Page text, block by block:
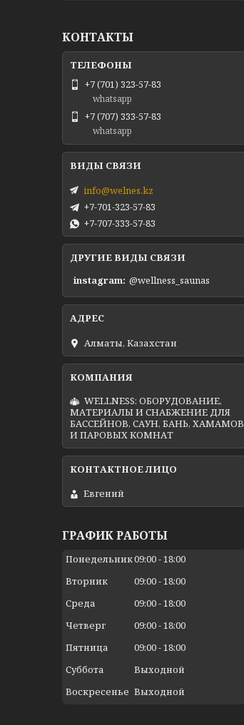
КОНТАКТЫ
+7 (701) 323-57-83
whatsapp
+7 (707) 333-57-83
whatsapp
info@welnes.kz
+7-701-323-57-83
+7-707-333-57-83
ДРУГИЕ ВИДЫ СВЯЗИ
instagram @wellness_saunas
Алматы, Казахстан
WELLNESS: ОБОРУДОВАНИЕ,
МАТЕРИАЛЫ И СНАБЖЕНИЕ ДЛЯ
БАССЕЙНОВ, САУН, БАНЬ, ХАМАМОВ
И ПАРОВЫХ КОМНАТ
Евгений
ГРАФИК РАБОТЫ
Понедельник09:00 18:00
Вторник
09:00 18:00
Среда
09:00 18:00
Четверг
09:00 18:00
Пятница
09:00 18:00
Суббота
Выходной
Воскресенье Выходной